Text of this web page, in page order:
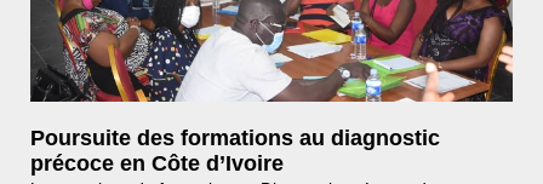
Poursuite des formations au diagnostic
précoce en Côte d’Ivoire